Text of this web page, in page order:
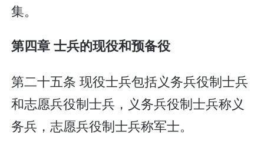
集。
第四章 士兵的现役和预备役
第二十五条 现役士兵包括义务兵役制士兵
和志愿兵役制士兵，义务兵役制士兵称义
务兵，志愿兵役制士兵称军士。